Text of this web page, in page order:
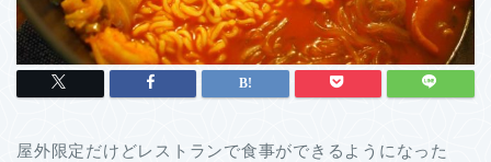
屋外限定だけどレストランで食事ができるようになった